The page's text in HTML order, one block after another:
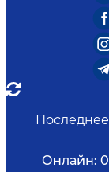
Онлайн: 0